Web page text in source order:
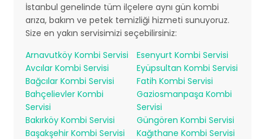
İstanbul genelinde tüm ilçelere aynı gün kombi
arıza, bakım ve petek temizliği hizmeti sunuyoruz.
Size en yakın servisimizi seçebilirsiniz:
Arnavutköy Kombi Servisi
Avcılar Kombi Servisi
Bağcılar Kombi Servisi
Bahçelievler Kombi
Servisi
Bakırköy Kombi Servisi
Başakşehir Kombi Servisi
Esenyurt Kombi Servisi
Eyüpsultan Kombi Servisi
Fatih Kombi Servisi
Gaziosmanpaşa Kombi
Servisi
Güngören Kombi Servisi
Kağıthane Kombi Servisi